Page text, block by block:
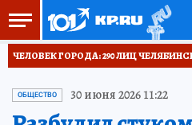
ЧЕЛОВЕК ГОРОДА: 290 ЛИЦ
ОБЩЕСТВО 30 июня 2026 11:22